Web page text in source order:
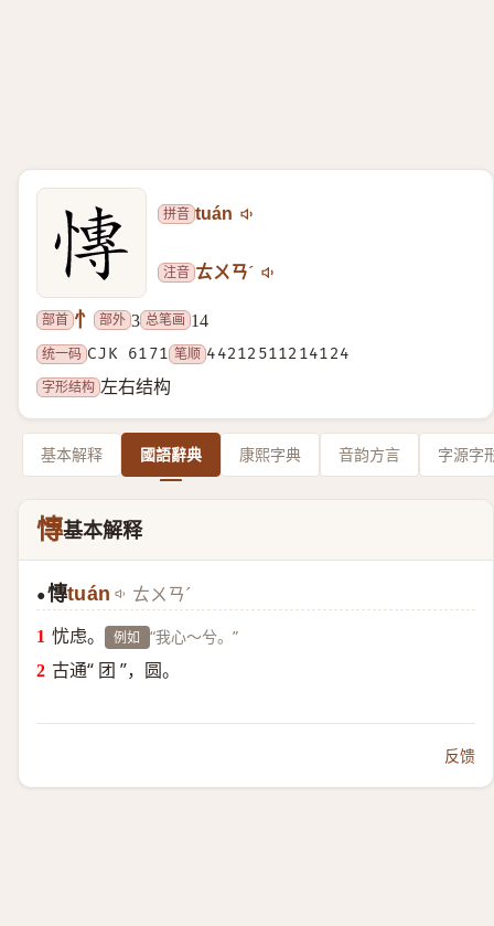
拼音 tuán
注音 ㄊㄨㄢˊ
部首 忄 部外 3 总笔画 14
统一码 CJK 6171 笔顺 44212511214124
字形结构 左右结构
基本解释 國語辭典 康熙字典 音韵方言 字源字
慱基本解释
●慱tuán ㄊㄨㄢˊ
忧虑。 例如 “我心～兮。”
古通“ 团 ”，圆。
反馈